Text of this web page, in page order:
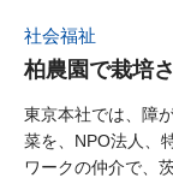
社会福祉
柏農園で栽培
東京本社では、障
菜を、NPO法人、
ワークの仲介で、